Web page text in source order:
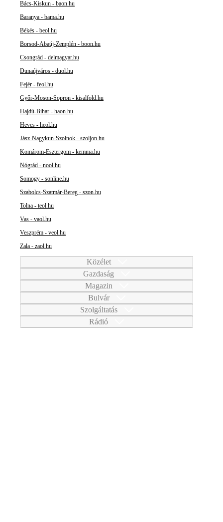
Bács-Kiskun - baon.hu
Baranya - bama.hu
Békés - beol.hu
Borsod-Abaúj-Zemplén - boon.hu
Csongrád - delmagyar.hu
Dunaújváros - duol.hu
Fejér - feol.hu
Győr-Moson-Sopron - kisalfold.hu
Hajdú-Bihar - haon.hu
Heves - heol.hu
Jász-Nagykun-Szolnok - szoljon.hu
Komárom-Esztergom - kemma.hu
Nógrád - nool.hu
Somogy - sonline.hu
Szabolcs-Szatmár-Bereg - szon.hu
Tolna - teol.hu
Vas - vaol.hu
Veszprém - veol.hu
Zala - zaol.hu
Közélet
Gazdaság
Magazin
Bulvár
Szolgáltatás
Rádió